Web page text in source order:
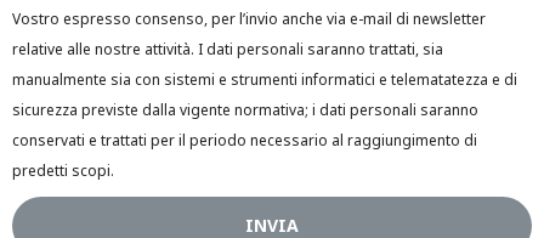
Vostro espresso consenso, per l’invio anche via e-mail di newsletter
relative alle nostre attività. I dati personali saranno trattati, sia
manualmente sia con sistemi e strumenti informatici e telematatezza e di
sicurezza previste dalla vigente normativa; i dati personali saranno
conservati e trattati per il periodo necessario al raggiungimento di
predetti scopi.
INVIA